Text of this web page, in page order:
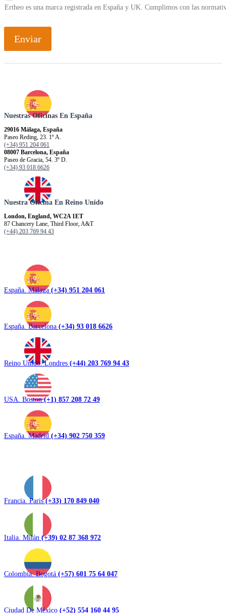
Ertheo es una marca registrada en España y UK. Cumplimos con las
Enviar
Nuestras Oficinas En España
29016 Málaga, España
Paseo Reding, 23. 1º A.
(+34) 951 204 061
08007 Barcelona, España
Paseo de Gracia, 54. 3º D.
(+34) 93 018 6626
Nuestra Oficina En Reino Unido
London, England, WC2A 1ET
87 Chancery Lane, Third Floor, A&T
(+44) 203 769 94 43
España. Málaga (+34) 951 204 061
España. Barcelona (+34) 93 018 6626
Reino Unido. Londres (+44) 203 769 94 43
USA. Boston(+1) 857 208 72 49
España. Madrid (+34) 902 750 359
Francia. Paris(+33) 170 849 040
Italia. Milán (+39) 02 87 368 972
Colombia. Bogotá (+57) 601 75 64 047
Ciudad De México (+52) 554 160 44 95